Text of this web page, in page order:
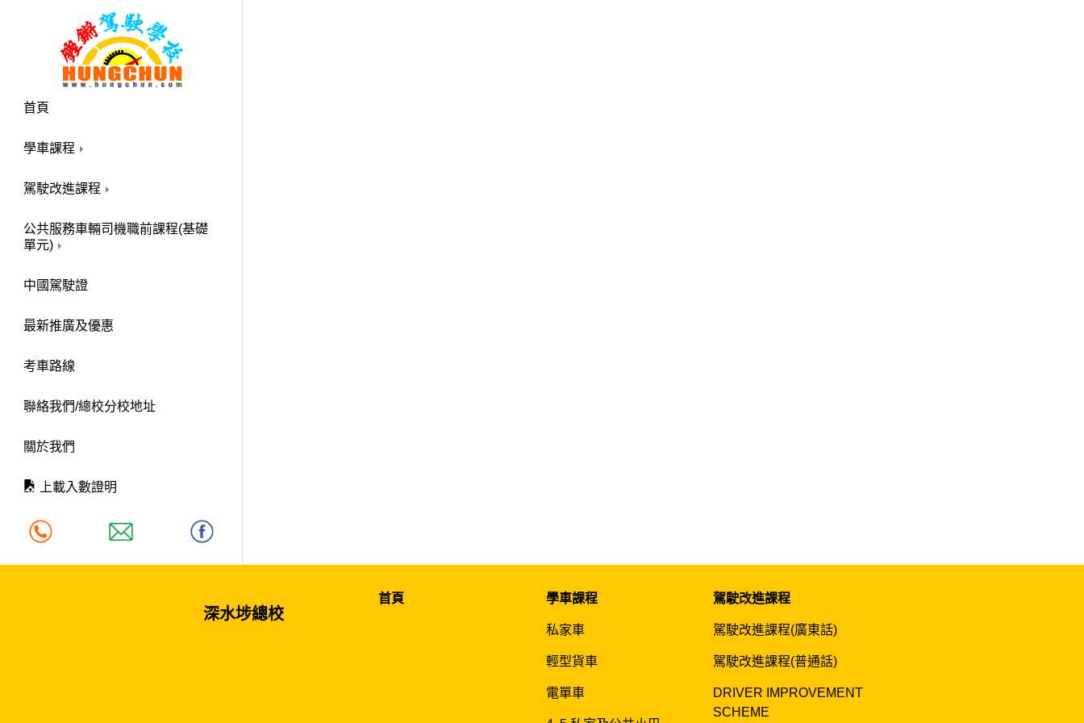
首頁
學車課程
駕駛改進課程
公共服務車輛司機職前課程(基礎
單元)
中國駕駛證
最新推廣及優惠
考車路線
聯絡我們/總校分校地址
關於我們
上載入數證明
深水埗總校
首頁 學車課程
私家車
輕型貨車
電單車
駕駛改進課程
駕駛改進課程(廣東話)
駕駛改進課程(普通話)
DRIVER IMPROVEMENT
SCHEME